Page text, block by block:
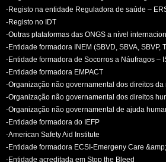
-Registo na entidade Reguladora de saúde –
-Registo no IDT
-Outras plataformas das ONGS a nível
-Entidade formadora INEM (SBVD, SBVA, SBVP,
-Entidade formadora de Socorros a Náufragos –
-Entidade formadora EMPACT
-Organização não governamental dos direitos da
-Organização não governamental dos direitos
-Organização não governamental de ajuda
-Entidade formadora do IEFP
-American Safety Aid Institute
-Entidade formadora ECSI-Emergeny Care
-Entidade acreditada em Stop the Bleed